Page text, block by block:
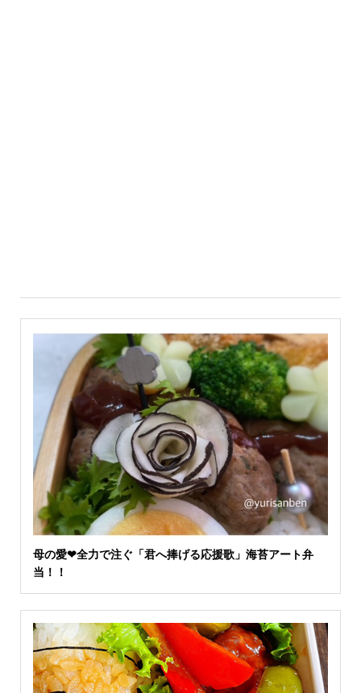
母の愛❤︎全力で注ぐ「君へ捧げる応援歌」海苔アート弁
当！！